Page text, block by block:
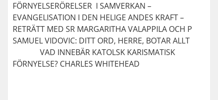
FÖRNYELSERÖRELSER I SAMVERKAN –
EVANGELISATION I DEN HELIGE ANDES KRAFT –
RETRÄTT MED SR MARGARITHA VALAPPILA OCH P
SAMUEL VIDOVIC: DITT ORD, HERRE, BOTAR ALLT
VAD INNEBÄR KATOLSK KARISMATISK
FÖRNYELSE? CHARLES WHITEHEAD